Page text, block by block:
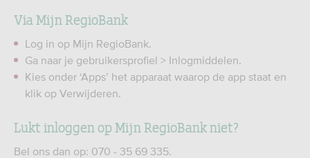
Via Mijn RegioBank
Log in op Mijn RegioBank.
Ga naar je gebruikersprofiel > Inlogmiddelen.
Kies onder ‘Apps’ het apparaat waarop de app staat en
klik op Verwijderen.
Lukt inloggen op Mijn RegioBank niet?
Bel ons dan op: 070 - 35 69 335.